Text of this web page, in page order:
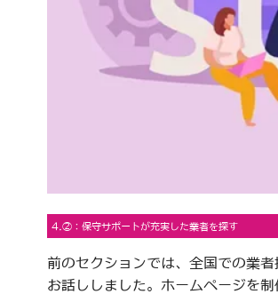
4.②：保守サポートが充実した業者を探す
前のセクションでは、全国での業
お話ししました。ホームページを制